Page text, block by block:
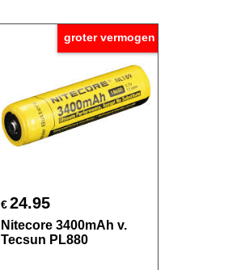
groter vermogen
€24.95
Nitecore 3400mAh v.
Tecsun PL880